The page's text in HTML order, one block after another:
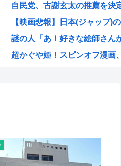
自民党、古謝玄太の推薦を決
【映画悲報】日本(ジャップ)
謎の人「あ！好きな絵師さん
超かぐや姫！スピンオフ漫画
お前らってなんでみぃ山って
ワンピースの「世界に5種し
米農家「60kg作って1万8000
井口裕香さん、「ケツ鍛える